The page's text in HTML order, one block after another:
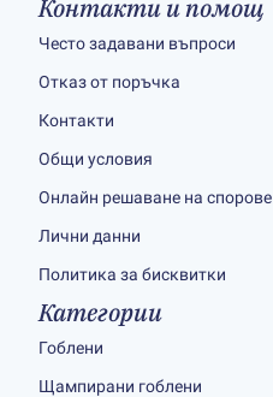
Контакти и помощ
Често задавани въпроси
Отказ от поръчка
Контакти
Общи условия
Онлайн решаване на спорове
Лични данни
Политика за бисквитки
Категории
Гоблени
Щампирани гоблени